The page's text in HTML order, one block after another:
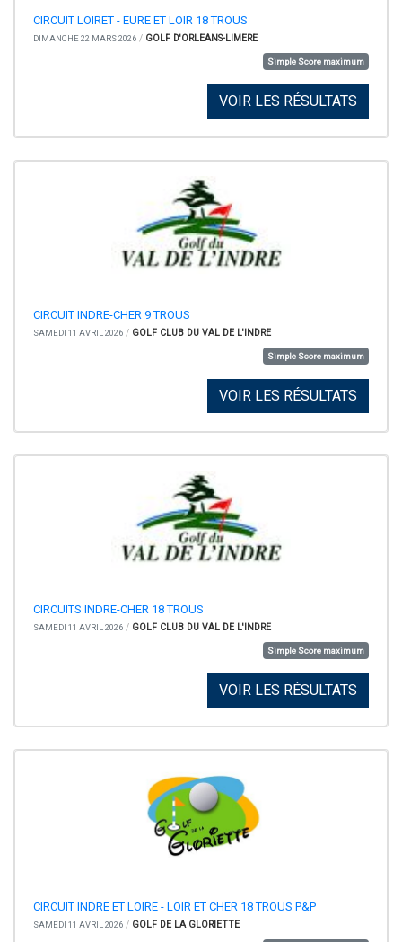
CIRCUIT LOIRET - EURE ET LOIR 18 TROUS
DIMANCHE 22 MARS 2026 / GOLF D'ORLEANS-LIMERE
Simple Score maximum
VOIR LES RÉSULTATS
CIRCUIT INDRE-CHER 9 TROUS
SAMEDI 11 AVRIL 2026 / GOLF CLUB DU VAL DE L'INDRE
Simple Score maximum
VOIR LES RÉSULTATS
CIRCUITS INDRE-CHER 18 TROUS
SAMEDI 11 AVRIL 2026 / GOLF CLUB DU VAL DE L'INDRE
Simple Score maximum
VOIR LES RÉSULTATS
CIRCUIT INDRE ET LOIRE - LOIR ET CHER 18 TROUS P&P
SAMEDI 11 AVRIL 2026 / GOLF DE LA GLORIETTE